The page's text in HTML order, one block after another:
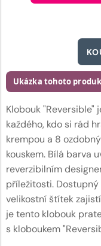
Klobouk
každého, kdo si rád
krempou a 8
kouskem. Bílá barva
reverzibilním
příležitosti.
velikostní štítek
je tento klobouk
s kloboukem